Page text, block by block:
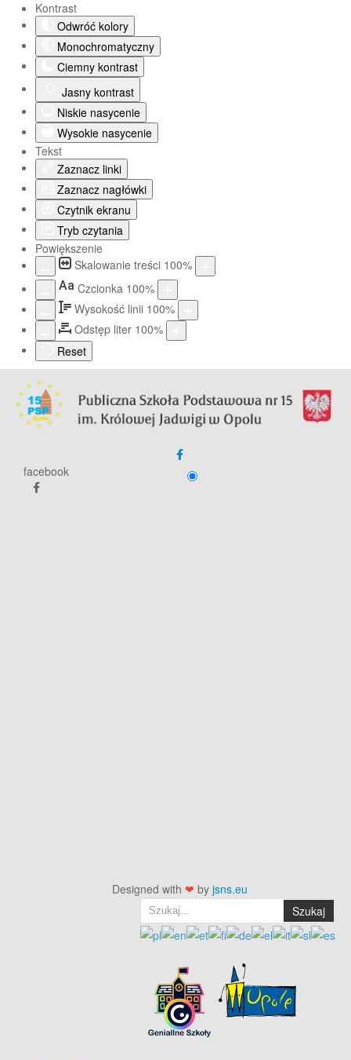
Kontrast
Odwróć kolory
Monochromatyczny
Ciemny kontrast
Jasny kontrast
Niskie nasycenie
Wysokie nasycenie
Tekst
Zaznacz linki
Zaznacz nagłówki
Czytnik ekranu
Tryb czytania
Powiększenie
Skalowanie treści 100%
Aa Czcionka 100%
Wysokość linii 100%
Odstęp liter 100%
Reset
facebook
Designed with ❤ by jsns.eu
Szukaj